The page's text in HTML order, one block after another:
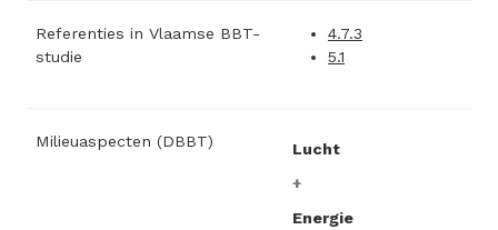
Referenties in Vlaamse BBT-
studie
4.7.3
5.1
Milieuaspecten (DBBT) Lucht
Energie